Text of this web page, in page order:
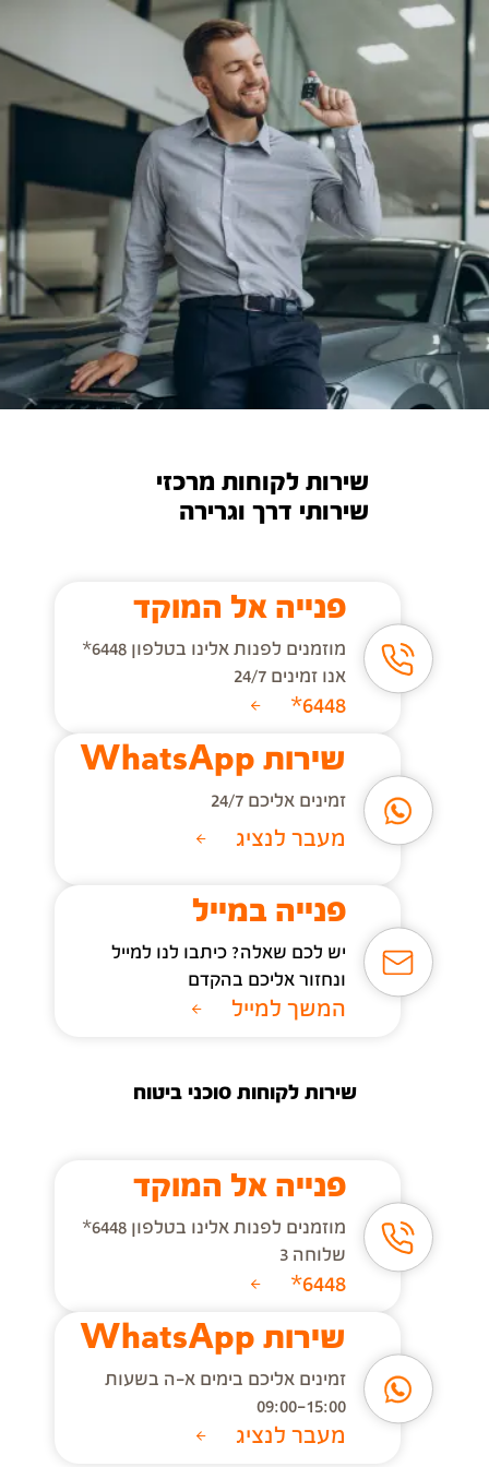
שירות לקוחות מרכזי
שירותי דרך וגרירה
פנייה אל המוקד
מוזמנים לפנות אלינו בטלפון 6448*
אנו זמינים 24/7
6448*
שירות WhatsApp
זמינים אליכם 24/7
מעבר לנציג
פנייה במייל
יש לכם שאלה? כיתבו לנו למייל
ונחזור אליכם בהקדם
המשך למייל
שירות לקוחות סוכני ביטוח
פנייה אל המוקד
מוזמנים לפנות אלינו בטלפון 6448*
שלוחה 3
6448*
שירות WhatsApp
זמינים אליכם בימים א-ה בשעות
09:00-15:00
מעבר לנציג